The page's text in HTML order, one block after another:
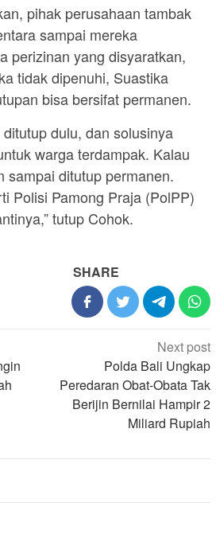
pihak perusahaan tambak
sampai mereka
perizinan yang disyaratkan,
tidak dipenuhi, Suastika
bisa bersifat permanen.
dulu, dan solusinya
warga terdampak. Kalau
sampai ditutup permanen.
Polisi Pamong Praja (PolPP)
tutup Cohok.
SHARE
Next post
Polda Bali Ungkap
Peredaran Obat-Obata Tak
Berijin Bernilai Hampir 2
Miliard Rupiah